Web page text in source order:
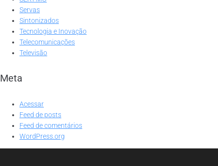
Servas
Sintonizados
Tecnologia e Inovação
Telecomunicações
Televisão
Meta
Acessar
Feed de posts
Feed de comentários
WordPress.org